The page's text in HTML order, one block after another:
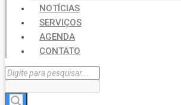
NOTÍCIAS
SERVIÇOS
AGENDA
CONTATO